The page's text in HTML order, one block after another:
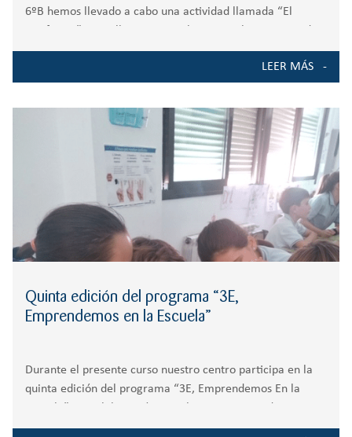
6ºB hemos llevado a cabo una actividad llamada “El
como supervivientes de un naufragio en una isla desierta.
LEER MÁS
Quinta edición del programa “3E,
Emprendemos en la Escuela”
Durante el presente curso nuestro centro participa en la
quinta edición del programa “3E, Emprendemos En la
Villanueva de la Cañada. Nuestros alumnos de 5º de